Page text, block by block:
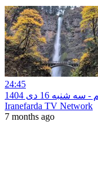
24:45
16 دی 1404
Iranefarda TV Network
7 months ago